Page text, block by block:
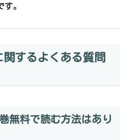
。
関するよくある質問
無料で読む方法はあり